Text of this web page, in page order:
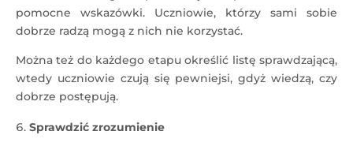
pomocne wskazówki. Uczniowie, którzy sami sobie
dobrze radzą mogą z nich nie korzystać.
Można też do każdego etapu określić listę sprawdzającą,
wtedy uczniowie czują się pewniejsi, gdyż wiedzą, czy
dobrze postępują.
Sprawdzić zrozumienie